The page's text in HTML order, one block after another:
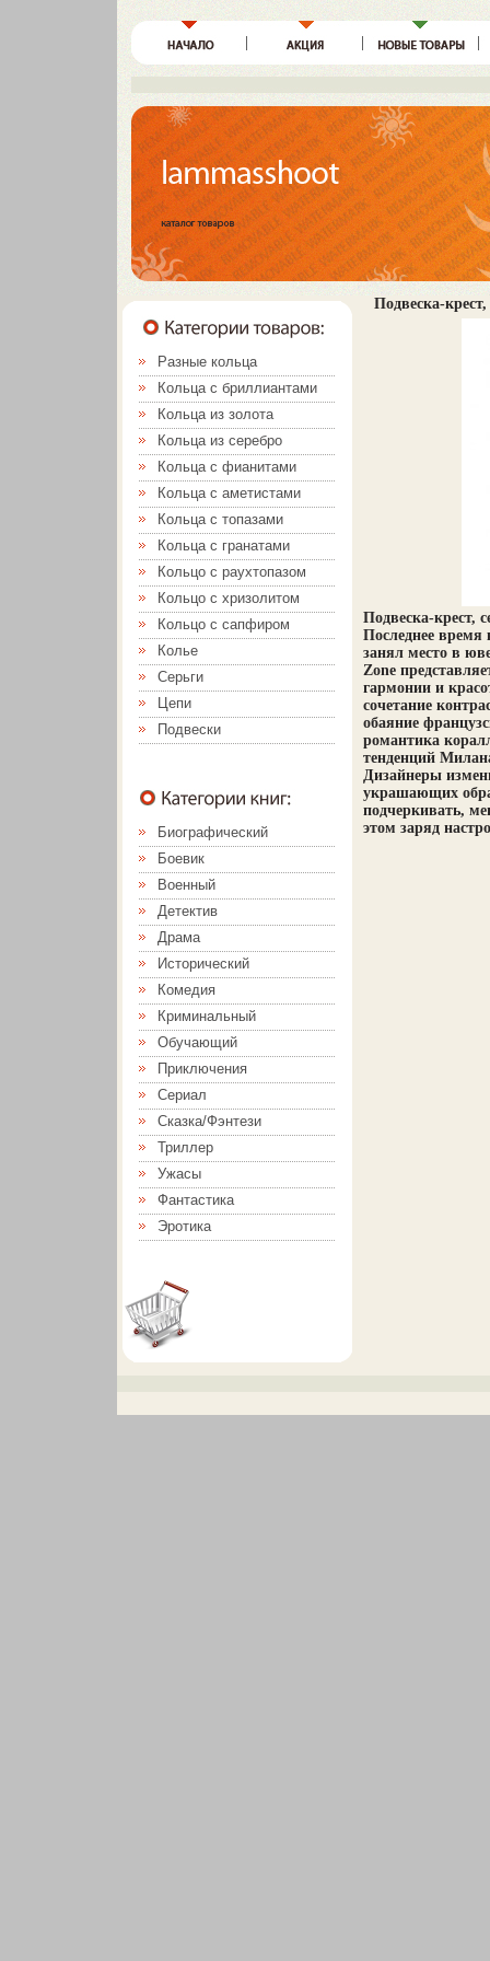
Разные кольца
Кольца с бриллиантами
Кольца из золота
Кольца из серебро
Кольца с фианитами
Кольца с аметистами
Кольца с топазами
Кольца с гранатами
Кольцо с раухтопазом
Кольцо с хризолитом
Кольцо с сапфиром
Колье
Серьги
Цепи
Подвески
Биографический
Боевик
Военный
Детектив
Драма
Исторический
Комедия
Криминальный
Обучающий
Приключения
Сериал
Сказка/Фэнтези
Триллер
Ужасы
Фантастика
Эротика
Подвеска-крест,
Подвеска-крест,
Последнее время
занял место в
Zone
гармонии и
сочетание
обаяние
романтика
тенденций
Дизайнеры
украшающих
подчеркивать,
этом заряд